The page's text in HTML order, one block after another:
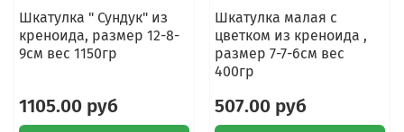
Шкатулка " Сундук" из
креноида, размер 12-8-
9см вес 1150гр
1105.00 руб
Шкатулка малая с
цветком из креноида ,
размер 7-7-6см вес
400гр
507.00 руб